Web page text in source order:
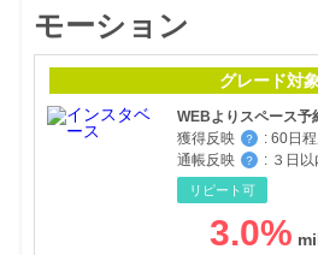
モーション
グレード対
WEBよりスペース予
獲得反映
？ : 60日
通帳反映
？ : ３日以
リピート可
3.0%